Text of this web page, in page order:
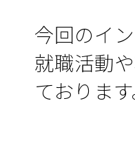
今回のイ
就職活動
ております